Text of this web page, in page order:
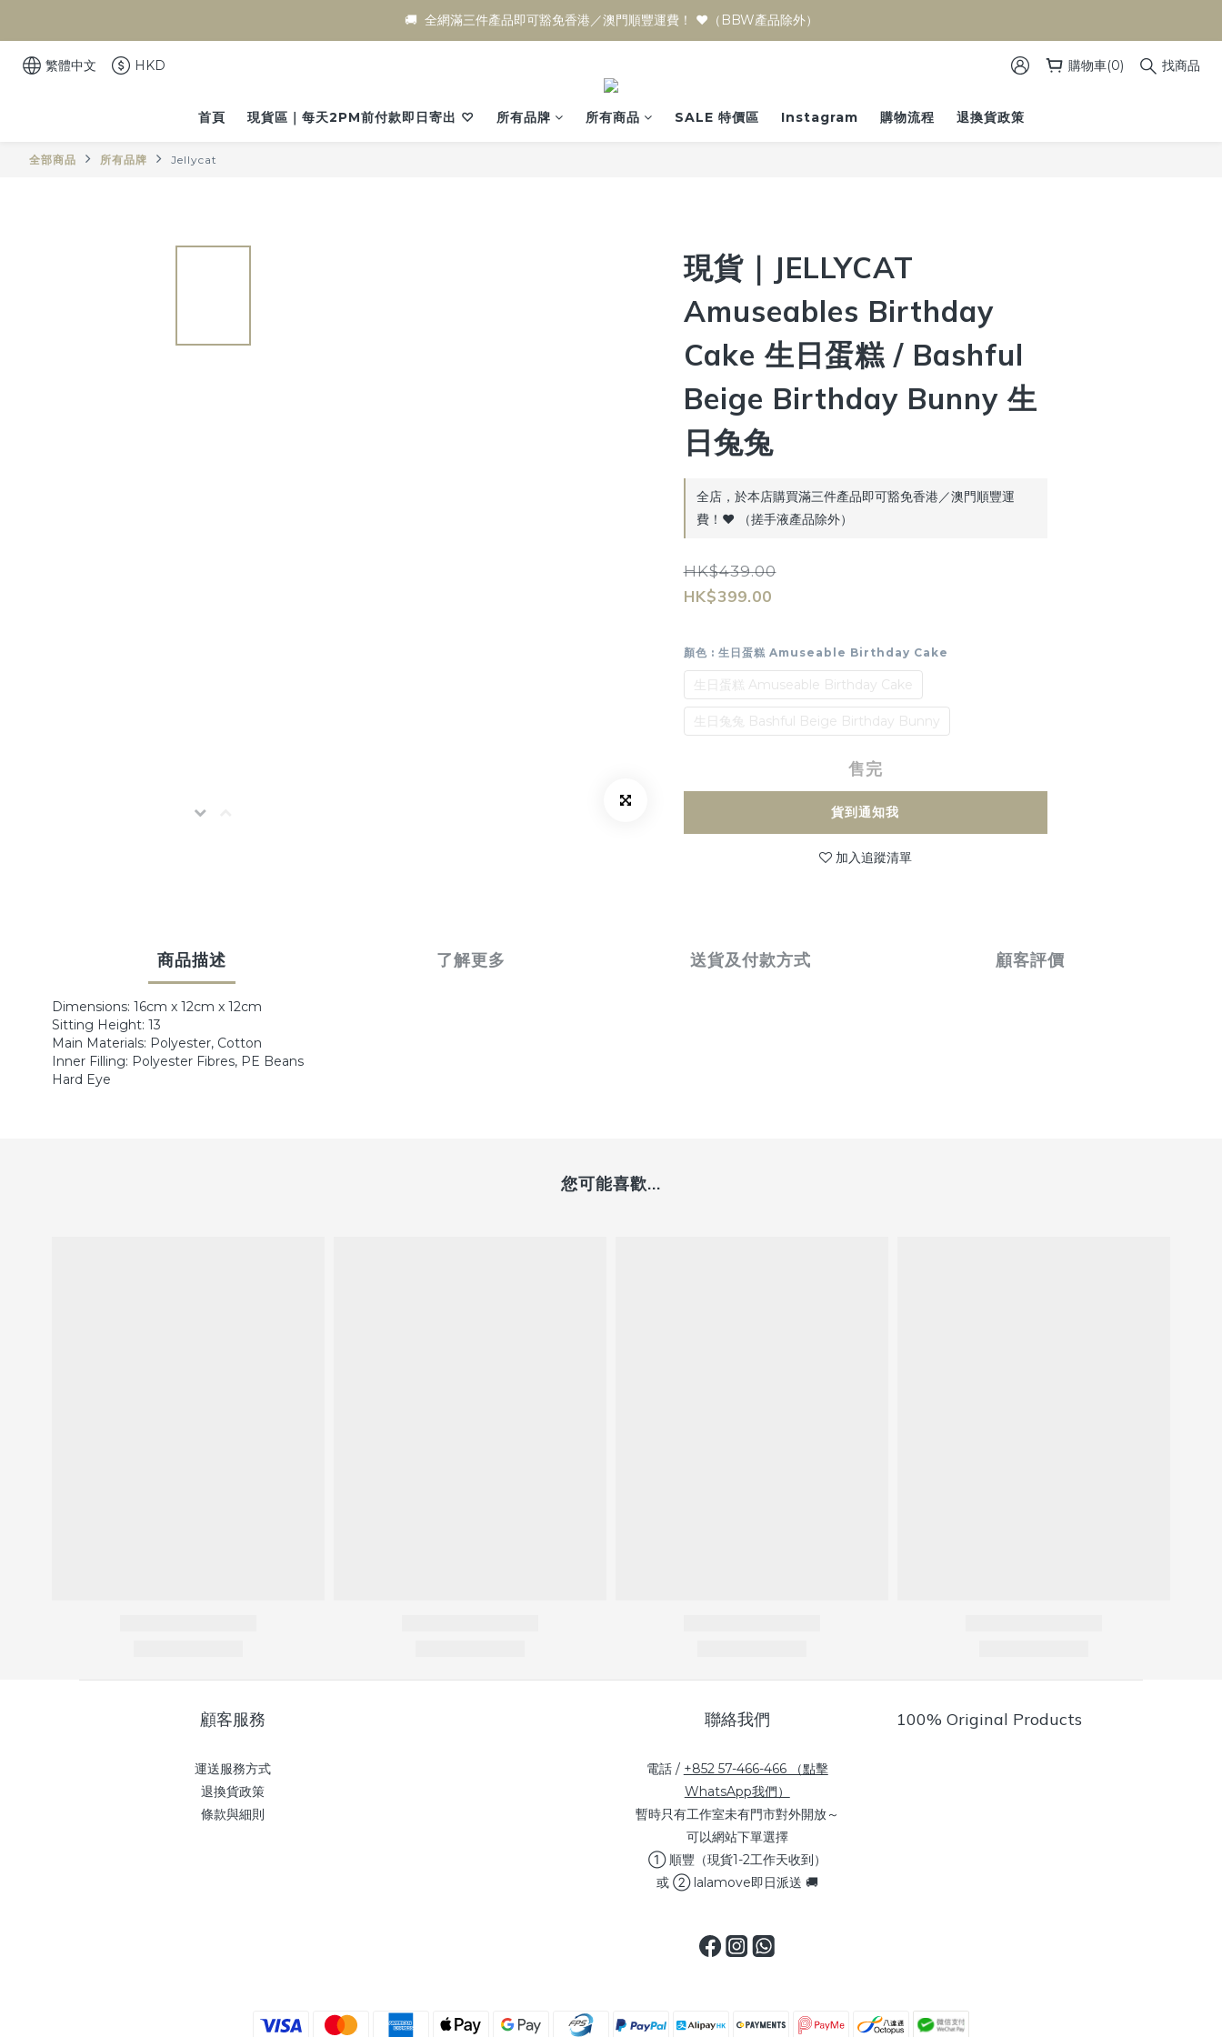
🚚  全網滿三件產品即可豁免香港／澳門順豐運費！ ♥️（BBW產品除外）
繁體中文 HKD 購物車(0) 找商品
首頁 現貨區｜每天2PM前付款即日寄出 ♡ 所有品牌 所有商品 SALE 特價區 Instagram 購物流程 退換貨政策
全部商品 所有品牌 Jellycat
現貨｜JELLYCAT
Amuseables Birthday
Cake 生日蛋糕 / Bashful
Beige Birthday Bunny 生
日兔兔
全店，於本店購買滿三件產品即可豁免香港／澳門順豐運
費！♥️ （搓手液產品除外）
HK$439.00
HK$399.00
顏色 : 生日蛋糕 Amuseable Birthday Cake
生日蛋糕 Amuseable Birthday Cake
生日兔兔 Bashful Beige Birthday Bunny
售完
貨到通知我
加入追蹤清單
商品描述 了解更多 送貨及付款方式 顧客評價
Dimensions: 16cm x 12cm x 12cm
Sitting Height: 13
Main Materials: Polyester, Cotton
Inner Filling: Polyester Fibres, PE Beans
Hard Eye
您可能喜歡...
顧客服務
運送服務方式
退換貨政策
條款與細則
聯絡我們
電話 / +852 57-466-466 （點擊
WhatsApp我們）
暫時只有工作室未有門市對外開放～
可以網站下單選擇
① 順豐（現貨1-2工作天收到）
或 ② lalamove即日派送 🚚
100% Original Products